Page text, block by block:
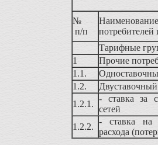
№
п/п
Тарифные
1
Прочие
1.1.
1.2.
1.2.1.
- ставка за
сетей
1.2.2.
- ставка на
расхода